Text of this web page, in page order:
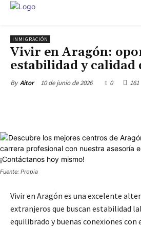
INMIGRACIÓN
Vivir en Aragón:
estabilidad y calidad
By Aitor 10 de junio de 2026 0 161
Fuente: Propia
Vivir en Aragón es una excelente
extranjeros que buscan estabilidad
equilibrado y buenas conexiones con